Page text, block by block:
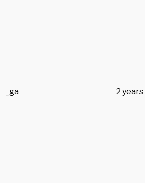
_ga 2 years